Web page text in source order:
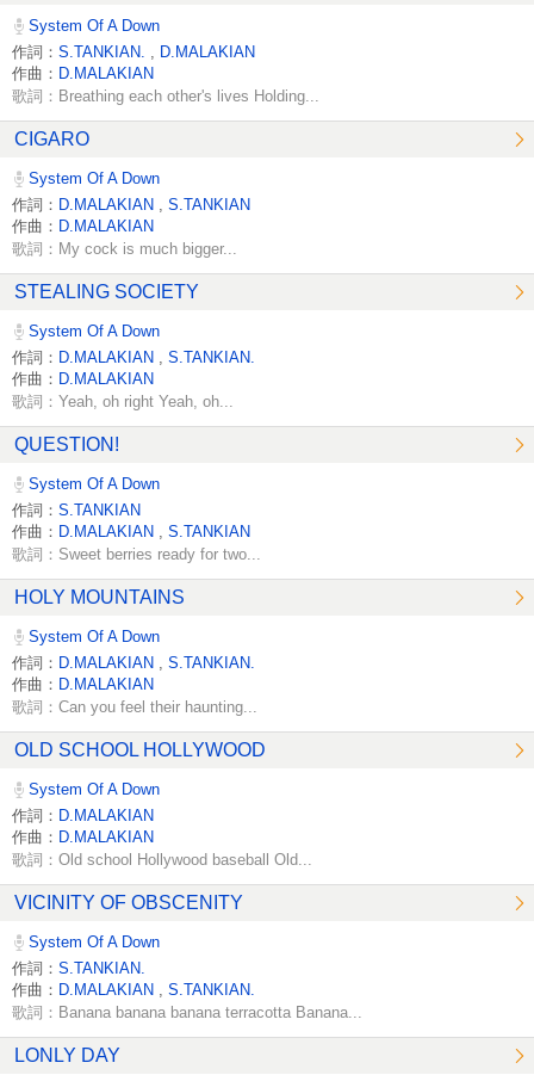
System Of A Down
作詞： S.TANKIAN.
D.MALAKIAN
作曲： D.MALAKIAN
歌詞：Breathing each other's lives Holding...
CIGARO
System Of A Down
作詞： D.MALAKIAN
S.TANKIAN
作曲： D.MALAKIAN
歌詞：My cock is much bigger...
STEALING SOCIETY
System Of A Down
作詞： D.MALAKIAN
S.TANKIAN.
作曲： D.MALAKIAN
歌詞：Yeah, oh right Yeah, oh...
QUESTION!
System Of A Down
作詞： S.TANKIAN
作曲： D.MALAKIAN S.TANKIAN
歌詞：Sweet berries ready for two...
HOLY MOUNTAINS
System Of A Down
作詞： D.MALAKIAN
S.TANKIAN.
作曲： D.MALAKIAN
歌詞：Can you feel their haunting...
OLD SCHOOL HOLLYWOOD
System Of A Down
作詞： D.MALAKIAN
作曲： D.MALAKIAN
歌詞：Old school Hollywood baseball Old...
VICINITY OF OBSCENITY
System Of A Down
作詞： S.TANKIAN.
作曲： D.MALAKIAN S.TANKIAN.
歌詞：Banana banana banana terracotta Banana...
LONLY DAY